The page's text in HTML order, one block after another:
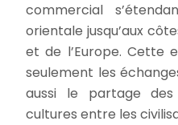
commercial
orientale jusqu’aux
et de l’Europe. Cette
seulement les
aussi le partage
cultures entre les